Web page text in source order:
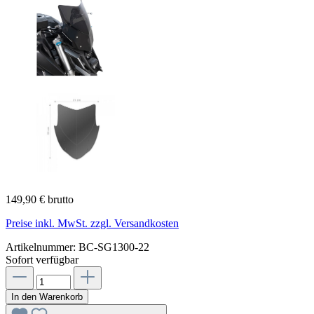
149,90 € brutto
Preise inkl. MwSt. zzgl. Versandkosten
Artikelnummer: BC-SG1300-22
Sofort verfügbar
In den Warenkorb